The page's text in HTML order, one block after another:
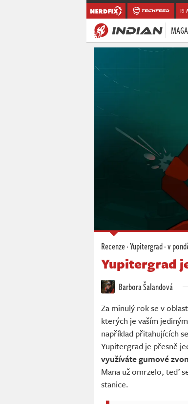
Recenze·Yupitergrad·v
Yupitergrad
Barbora Šalandová
Za minulý rok se v
kterých je vaším
například přitahujících
Yupitergrad je přesně
využíváte gumové
Mana už omrzelo, teď
stanice.